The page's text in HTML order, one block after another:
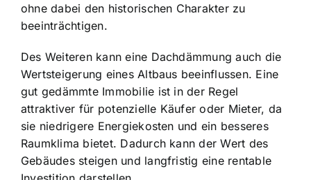
ohne dabei den historischen Charakter zu
beeinträchtigen.
Des Weiteren kann eine Dachdämmung auch die
Wertsteigerung eines Altbaus beeinflussen. Eine
gut gedämmte Immobilie ist in der Regel
attraktiver für potenzielle Käufer oder Mieter, da
sie niedrigere Energiekosten und ein besseres
Raumklima bietet. Dadurch kann der Wert des
Gebäudes steigen und langfristig eine rentable